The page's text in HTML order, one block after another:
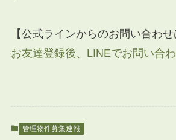
【公式ラインからのお問い合わせ
お友達登録後、LINEでお問い合
管理物件募集速報